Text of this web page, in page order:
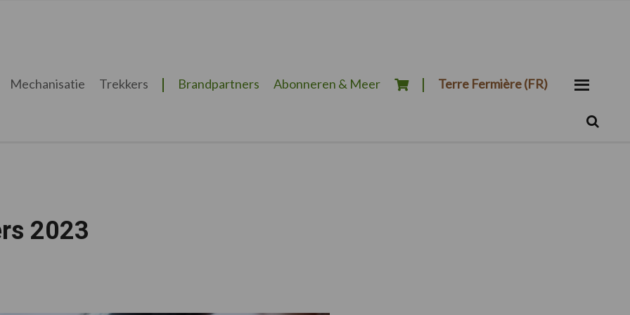
Mechanisatie Trekkers Brandpartners Abonneren & Meer Terre Fermière (FR)
2023